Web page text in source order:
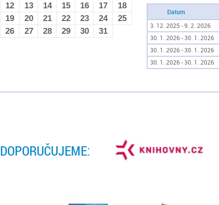
Datum
3. 12. 2025 - 9. 2. 2026
30. 1. 2026 - 30. 1. 2026
30. 1. 2026 - 30. 1. 2026
30. 1. 2026 - 30. 1. 2026
12
13 14 15 16 17
18
19
20 21 22 23 24
25
26
27 28 29 30 31
DOPORUČUJEME: